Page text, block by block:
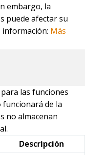
embargo, la
puede afectar su
información: Más
las funciones
funcionará de la
no almacenan
Descripción